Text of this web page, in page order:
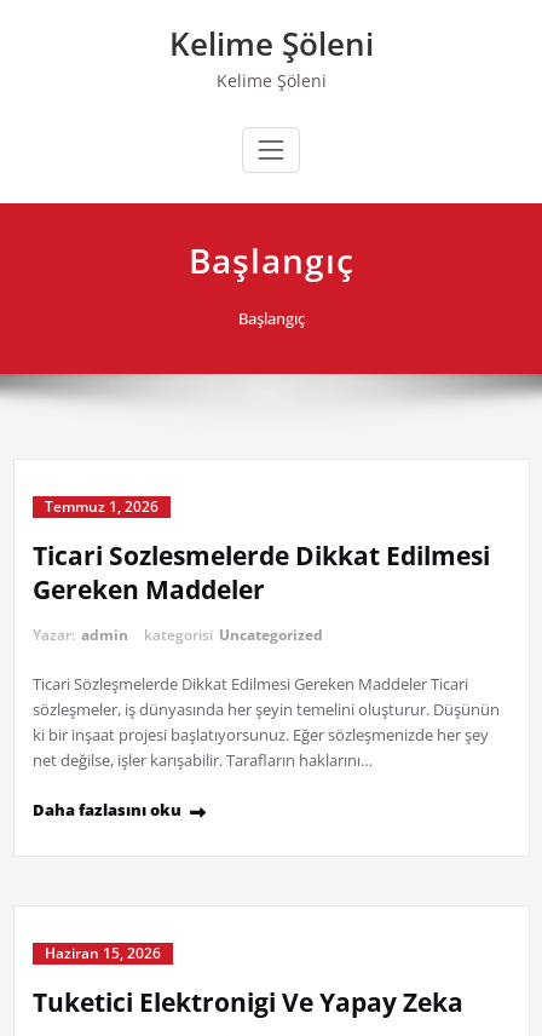
Kelime Şöleni
Kelime Şöleni
Başlangıç
Başlangıç
Temmuz 1, 2026
Ticari Sozlesmelerde Dikkat Edilmesi
Gereken Maddeler
Yazar: admin kategorisi Uncategorized
Ticari Sözleşmelerde Dikkat Edilmesi Gereken Maddeler Ticari
sözleşmeler, iş dünyasında her şeyin temelini oluşturur. Düşünün
ki bir inşaat projesi başlatıyorsunuz. Eğer sözleşmenizde her şey
net değilse, işler karışabilir. Tarafların haklarını…
Daha fazlasını oku
Haziran 15, 2026
Tuketici Elektronigi Ve Yapay Zeka